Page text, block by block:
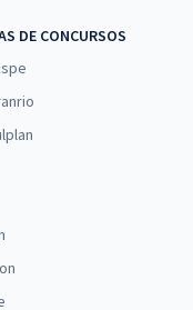
DE CONCURSOS